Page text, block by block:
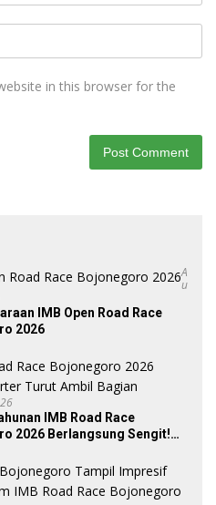
in this browser for the
A
U
IMB Open Road Race
2026
IMB Road Race
2026 Berlangsung Sengit!